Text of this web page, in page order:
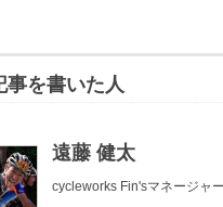
事を書いた人
遠藤 健太
cycleworks Fin'sマネージャー